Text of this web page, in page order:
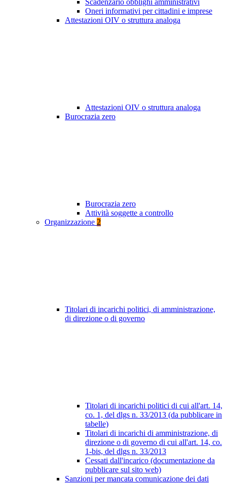
Scadenzario obblighi amministrativi
Oneri informativi per cittadini e imprese
Attestazioni OIV o struttura analoga
Attestazioni OIV o struttura analoga
Burocrazia zero
Burocrazia zero
Attività soggette a controllo
Organizzazione 2
Titolari di incarichi politici, di amministrazione,
di direzione o di governo
Titolari di incarichi politici di cui all'art. 14,
co. 1, del dlgs n. 33/2013 (da pubblicare in
tabelle)
Titolari di incarichi di amministrazione, di
direzione o di governo di cui all'art. 14, co.
1-bis, del dlgs n. 33/2013
Cessati dall'incarico (documentazione da
pubblicare sul sito web)
Sanzioni per mancata comunicazione dei dati